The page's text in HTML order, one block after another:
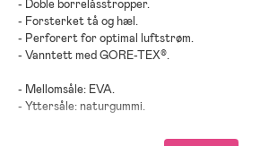
- Doble borrelåsstropper.
- Forsterket tå og hæl.
- Perforert for optimal luftstrøm.
- Vanntett med GORE-TEX®.
- Mellomsåle: EVA.
- Yttersåle: naturgummi.